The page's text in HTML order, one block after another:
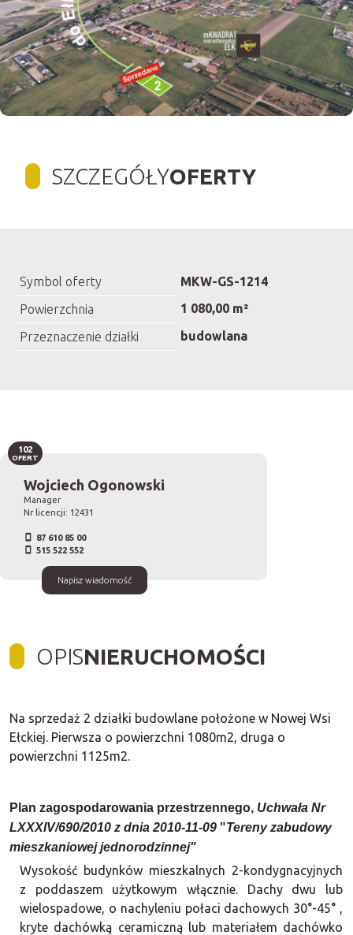
SZCZEGÓŁYOFERTY
Symbol oferty
MKW-GS-1214
Powierzchnia
1 080,00 m²
Przeznaczenie działki
budowlana
Wojciech Ogonowski
Manager
Nr licencji: 12431
87 610 85 00
515 522 552
Napisz wiadomość
102
OFERT
OPISNIERUCHOMOŚCI
Na sprzedaż 2 działki budowlane położone w Nowej Wsi
Ełckiej. Pierwsza o powierzchni 1080m2, druga o
powierzchni 1125m2.
Plan zagospodarowania przestrzennego, Uchwała Nr
LXXXIV/690/2010 z dnia 2010-11-09 "Tereny zabudowy
mieszkaniowej jednorodzinnej"
Wysokość budynków mieszkalnych 2-kondygnacyjnych
z poddaszem użytkowym włącznie. Dachy dwu lub
wielospadowe, o nachyleniu połaci dachowych 30°-45° ,
kryte dachówką ceramiczną lub materiałem dachówko